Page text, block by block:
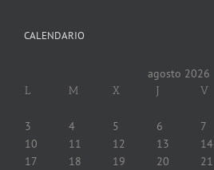
CALENDARIO
agosto 2026
L M X J V
3
4 5 6 7
10
11 12 13 14
17
18 19 20 21